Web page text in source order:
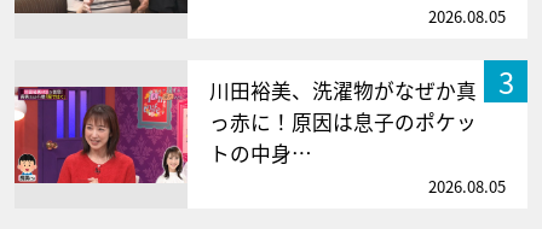
2026.08.05
3
川田裕美、洗濯物がなぜか真
っ赤に！原因は息子のポケッ
トの中身…
2026.08.05